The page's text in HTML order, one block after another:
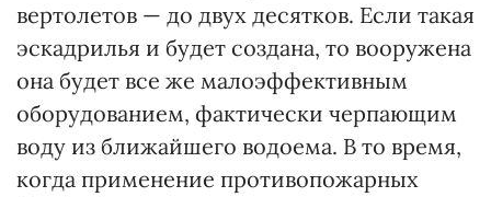
вертолетов — до двух десятков. Если такая
эскадрилья и будет создана, то вооружена
она будет все же малоэффективным
оборудованием, фактически черпающим
воду из ближайшего водоема. В то время,
когда применение противопожарных